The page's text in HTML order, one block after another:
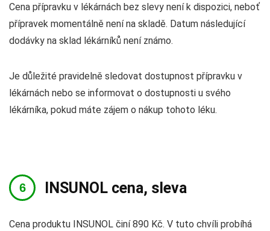
Cena přípravku v lékárnách bez slevy není k dispozici, neboť
přípravek momentálně není na skladě. Datum následující
dodávky na sklad lékárníků není známo.
Je důležité pravidelně sledovat dostupnost přípravku v
lékárnách nebo se informovat o dostupnosti u svého
lékárníka, pokud máte zájem o nákup tohoto léku.
INSUNOL cena, sleva
Cena produktu INSUNOL činí 890 Kč. V tuto chvíli probíhá